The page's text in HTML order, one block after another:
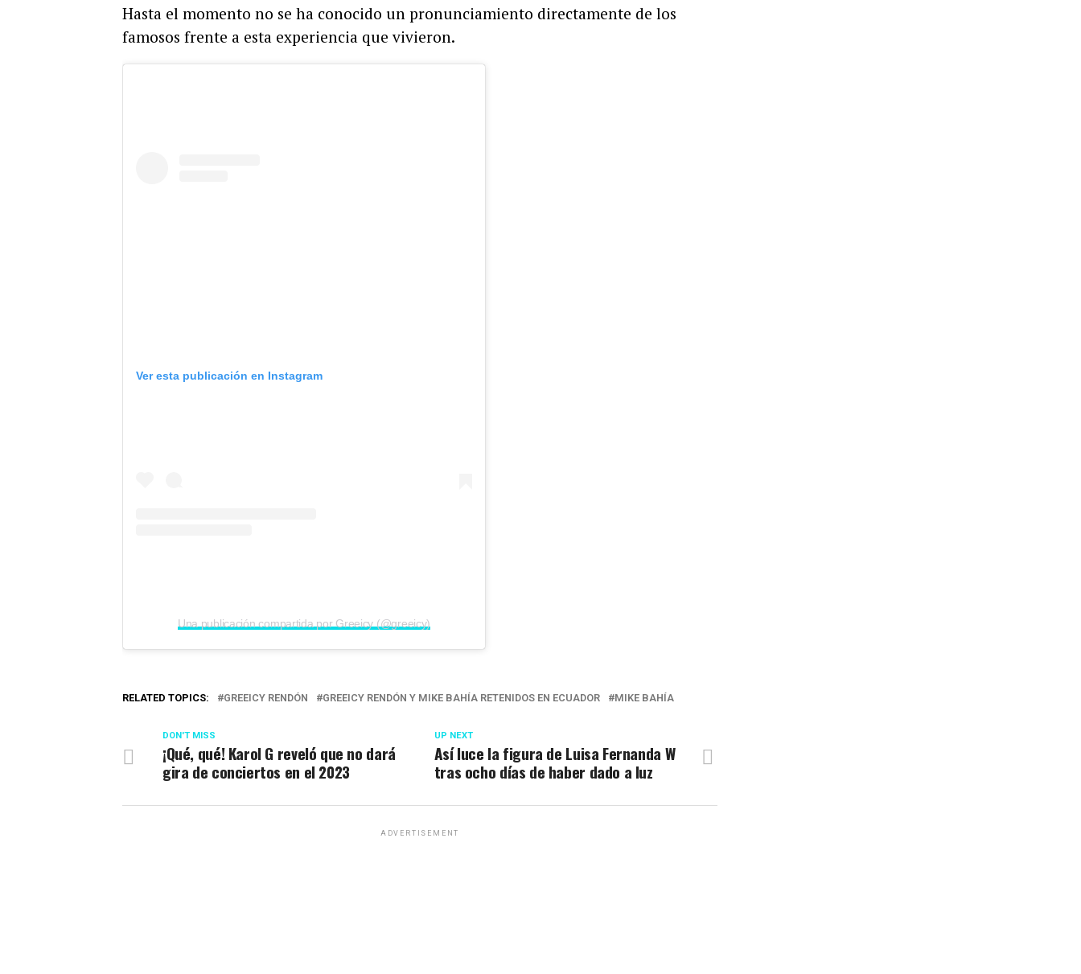
Hasta el momento no se ha conocido un pronunciamiento directamente de los
famosos frente a esta experiencia que vivieron.
Ver esta publicación en Instagram
Una publicación compartida por Greeicy (@greeicy)
RELATED TOPICS: GREEICY RENDÓN GREEICY RENDÓN Y MIKE BAHÍA RETENIDOS EN ECUADOR MIKE BAHÍA
UP NEXT
Así luce la figura de Luisa Fernanda W
tras ocho días de haber dado a luz
DON'T MISS
¡Qué, qué! Karol G reveló que no dará
gira de conciertos en el 2023
ADVERTISEMENT